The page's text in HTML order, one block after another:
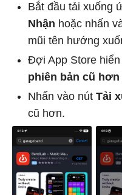
Bắt đầu tải xuống
Nhận hoặc nhấn
mũi tên hướng
Đợi App Store
phiên bản cũ
Nhấn vào nút Tải
cũ hơn.